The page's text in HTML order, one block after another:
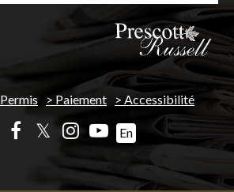
Permis Paiement Accessibilité
𝕏 En